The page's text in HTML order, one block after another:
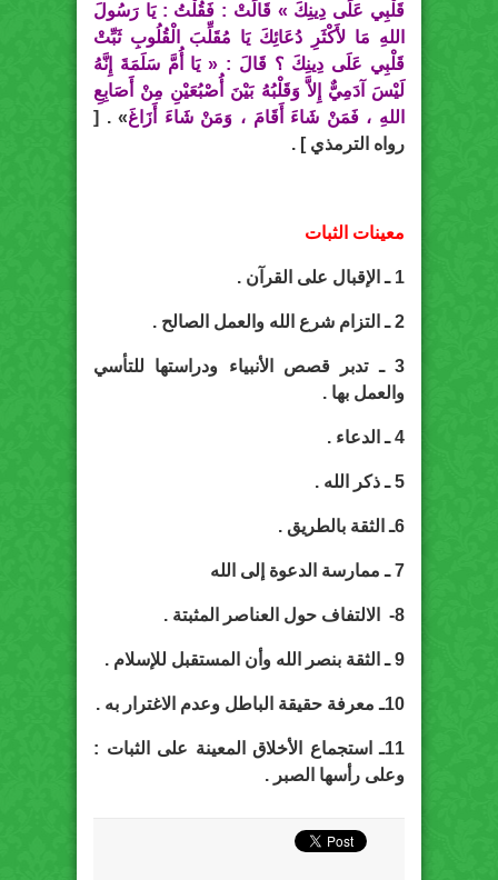
قَلْبِي عَلَى دِينِكَ » قَالَتْ : فَقُلْتُ : يَا رَسُولَ
اللهِ مَا لأَكْثَرِ دُعَائِكَ يَا مُقَلِّبَ الْقُلُوبِ ثَبِّتْ
قَلْبِي عَلَى دِينِكَ ؟ قَالَ : « يَا أُمَّ سَلَمَةَ إِنَّهُ
لَيْسَ آدَمِيٌّ إِلاَّ وَقَلْبُهُ بَيْنَ أُصْبُعَيْنِ مِنْ أَصَابِعِ
اللهِ ، فَمَنْ شَاءَ أَقَامَ ، وَمَنْ شَاءَ أَزَاغَ» . [
رواه الترمذي ] .
معينات الثبات
1 ـ الإقبال على القرآن .
2 ـ التزام شرع الله والعمل الصالح .
3 ـ تدبر قصص الأنبياء ودراستها للتأسي
والعمل بها .
4 ـ الدعاء .
5 ـ ذكر الله .
6ـ الثقة بالطريق .
7 ـ ممارسة الدعوة إلى الله
8- الالتفاف حول العناصر المثبتة .
9 ـ الثقة بنصر الله وأن المستقبل للإسلام .
10ـ معرفة حقيقة الباطل وعدم الاغترار به .
11ـ استجماع الأخلاق المعينة على الثبات :
وعلى رأسها الصبر .